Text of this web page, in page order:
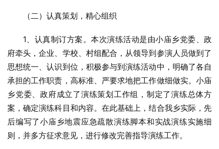
（二）认真策划，精心组织
1、认真制订方案。本次演练活动是由小庙乡党委、政
府牵头，企业、学校、村组配合，从领导到参演人员做到了
思想统一、认识到位，积极参与到演练活动中，明确了各自
承担的工作职责，高标准、严要求地把工作做细做实。小庙
乡党委、政府成立了演练策划工作组，制定了演练总体方
案，确定演练科目和内容。在此基础上，结合我乡实际，先
后编写了小庙乡地震应急疏散演练脚本和实战演练实施细
则，并多方征求意见，进行修改完善指导演练工作。